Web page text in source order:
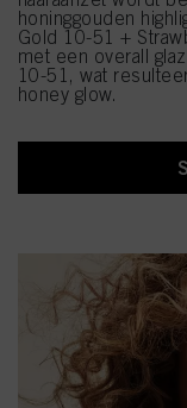
honinggouden
Gold 10-51 +
met een overall
10-51, wat
honey glow.